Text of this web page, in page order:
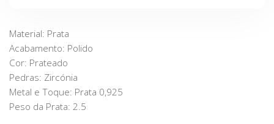
Material: Prata
Acabamento: Polido
Cor: Prateado
Pedras: Zircónia
Metal e Toque: Prata 0,925
Peso da Prata: 2.5